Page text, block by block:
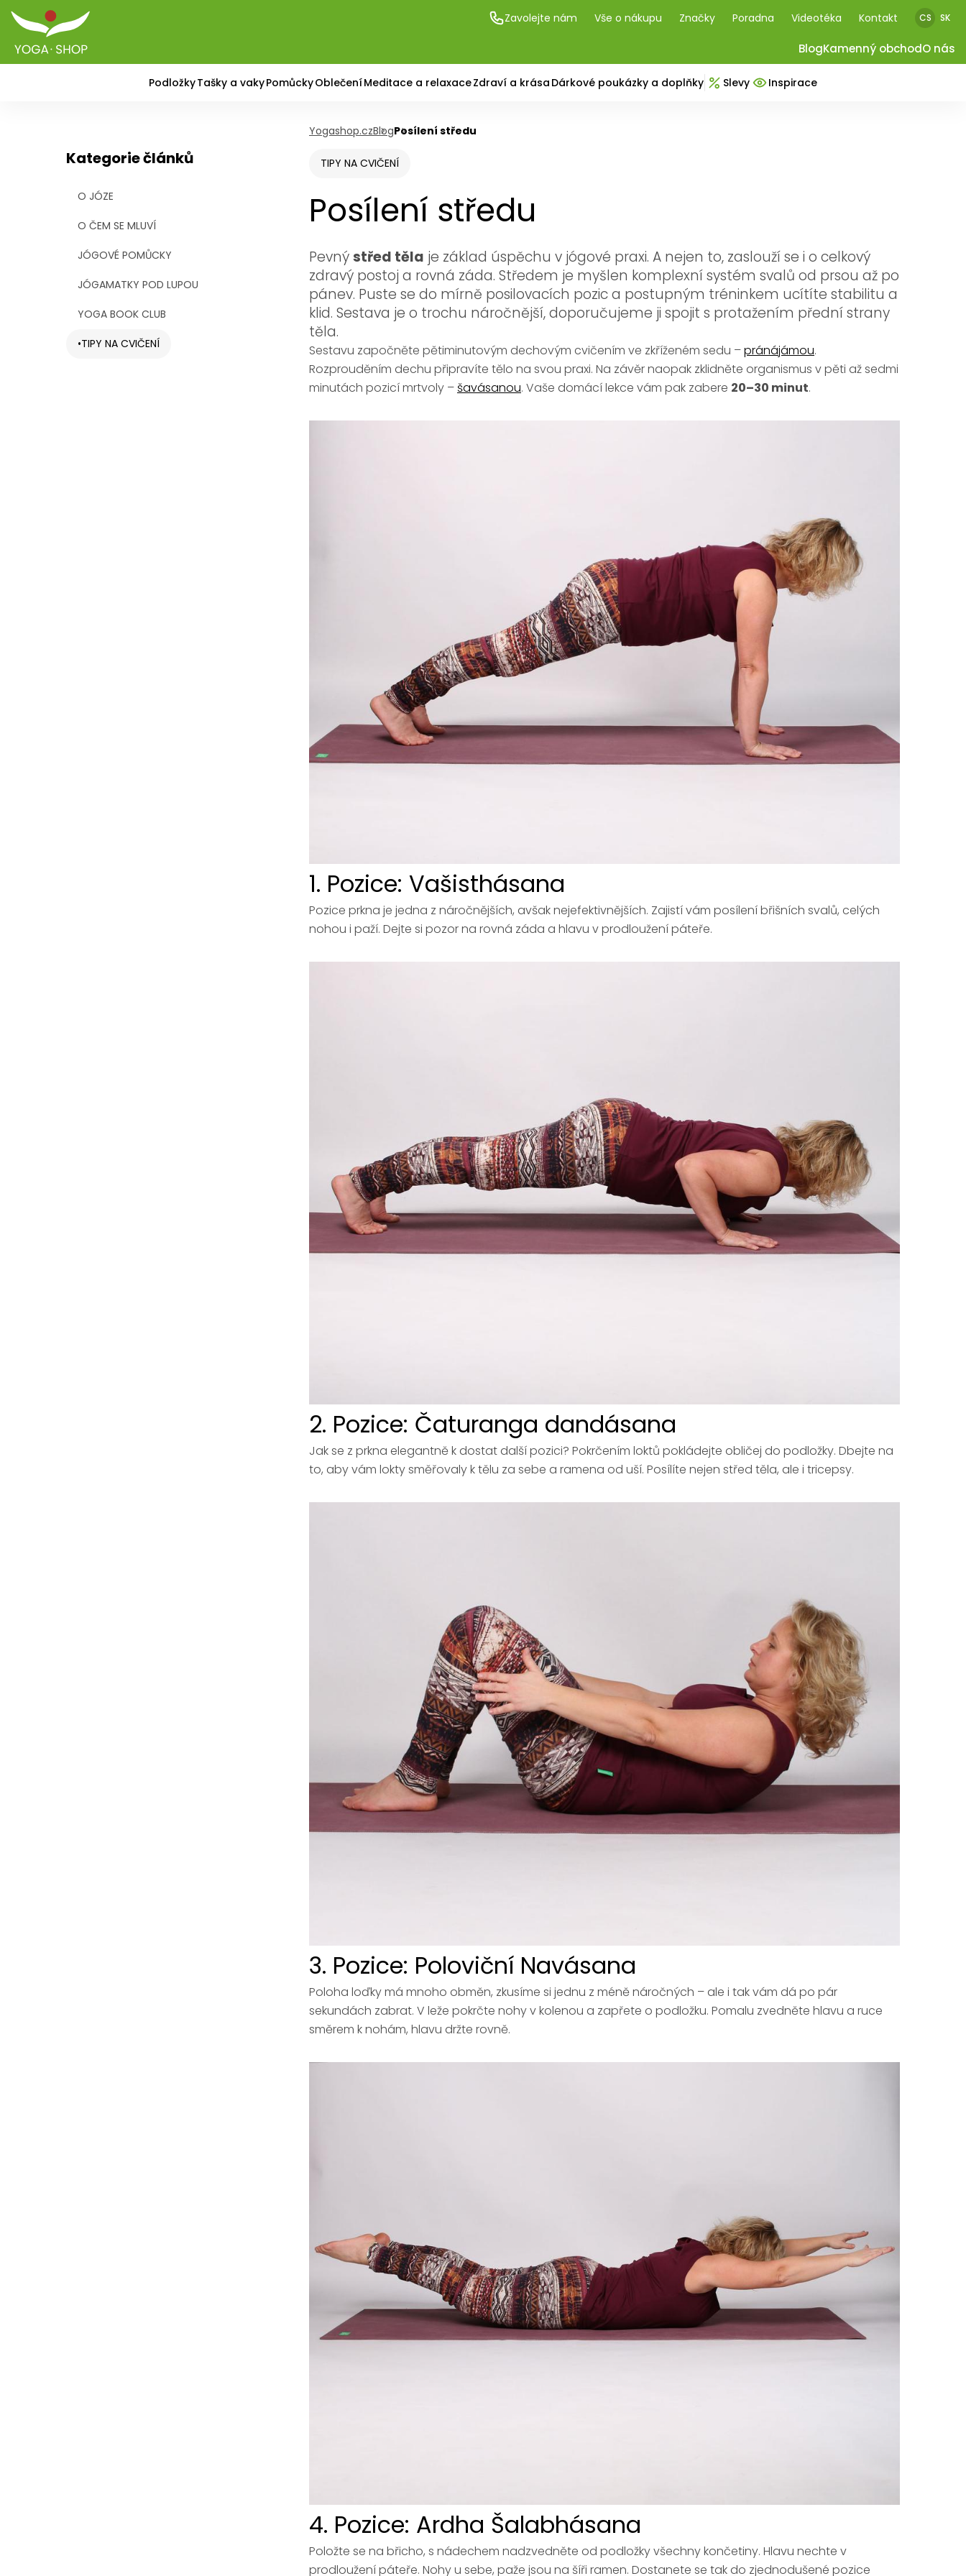
Zavolejte nám Vše o nákupu Značky Poradna Videotéka Kontakt CS SK
BlogKamenný obchodO nás
PodložkyTašky a vakyPomůckyOblečeníMeditace a relaxaceZdraví a krása Dárkové poukázky a doplňky Slevy Inspirace
Yogashop.czBlogPosílení středu
Kategorie článků
O JÓZE
O ČEM SE MLUVÍ
JÓGOVÉ POMŮCKY
JÓGAMATKY POD LUPOU
YOGA BOOK CLUB
TIPY NA CVIČENÍ
TIPY NA CVIČENÍ
Posílení středu
Pevnýstřed těla je základ úspěchu v jógové praxi. A nejen to, zaslouží se i o celkový
zdravý postoj a rovná záda. Středem je myšlen komplexní systém svalů od prsou až po
pánev. Puste se do mírně posilovacích pozic a postupným tréninkem ucítíte stabilitu a
klid. Sestava je o trochu náročnější, doporučujeme ji spojit s protažením přední strany
těla.
Sestavu započněte pětiminutovým dechovým cvičením ve zkříženém sedu –pránájámou.
Rozprouděním dechu připravíte tělo na svou praxi. Na závěr naopak zklidněte organismus v pěti až sedmi
minutách pozicí mrtvoly – šavásanou. Vaše domácí lekce vám pak zabere 20–30 minut.
1. Pozice: Vašisthásana
Pozice prkna je jedna z náročnějších, avšak nejefektivnějších. Zajistí vám posílení břišních svalů, celých
nohou i paží. Dejte si pozor na rovná záda a hlavu v prodloužení páteře.
2. Pozice: Čaturanga dandásana
Jak se z prkna elegantně k dostat další pozici? Pokrčením loktů pokládejte obličej do podložky. Dbejte na
to, aby vám lokty směřovaly k tělu za sebe a ramena od uší. Posílíte nejen střed těla, ale i tricepsy.
3. Pozice: Poloviční Navásana
Poloha loďky má mnoho obměn, zkusíme si jednu z méně náročných – ale i tak vám dá po pár
sekundách zabrat. V leže pokrčte nohy v kolenou a zapřete o podložku. Pomalu zvedněte hlavu a ruce
směrem k nohám, hlavu držte rovně.
4. Pozice: Ardha Šalabhásana
Položte se na břicho, s nádechem nadzvedněte od podložky všechny končetiny. Hlavu nechte v
prodloužení páteře. Nohy u sebe, paže jsou na šíři ramen. Dostanete se tak do zjednodušené pozice